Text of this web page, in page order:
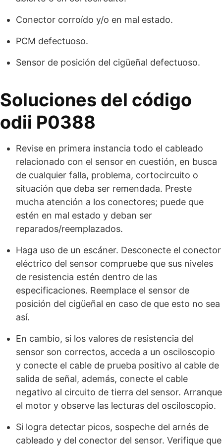
Conector corroído y/o en mal estado.
PCM defectuoso.
Sensor de posición del cigüeñal defectuoso.
Soluciones del código
odii P0388
Revise en primera instancia todo el cableado
relacionado con el sensor en cuestión, en busca
de cualquier falla, problema, cortocircuito o
situación que deba ser remendada. Preste
mucha atención a los conectores; puede que
estén en mal estado y deban ser
reparados/reemplazados.
Haga uso de un escáner. Desconecte el conector
eléctrico del sensor compruebe que sus niveles
de resistencia estén dentro de las
especificaciones. Reemplace el sensor de
posición del cigüeñal en caso de que esto no sea
así.
En cambio, si los valores de resistencia del
sensor son correctos, acceda a un osciloscopio
y conecte el cable de prueba positivo al cable de
salida de señal, además, conecte el cable
negativo al circuito de tierra del sensor. Arranque
el motor y observe las lecturas del osciloscopio.
Si logra detectar picos, sospeche del arnés de
cableado y del conector del sensor. Verifique que